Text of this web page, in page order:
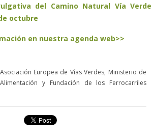
del Camino Natural Vía
octubre
en nuestra agenda web>>
Europea de Vías Verdes, Ministerio de
y Fundación de los Ferrocarriles